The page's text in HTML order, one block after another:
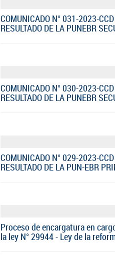
COMUNICADO N° 031-2023-
RESULTADO DE LA PUNEBR
COMUNICADO N° 030-2023-
RESULTADO DE LA PUNEBR
COMUNICADO N° 029-2023-
RESULTADO DE LA PUN-EBR
Proceso de encargatura en
la ley N° 29944 - Ley de la